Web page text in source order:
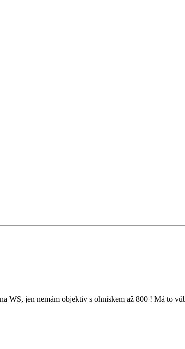
WS, jen nemám objektiv s ohniskem až 800 ! Má to